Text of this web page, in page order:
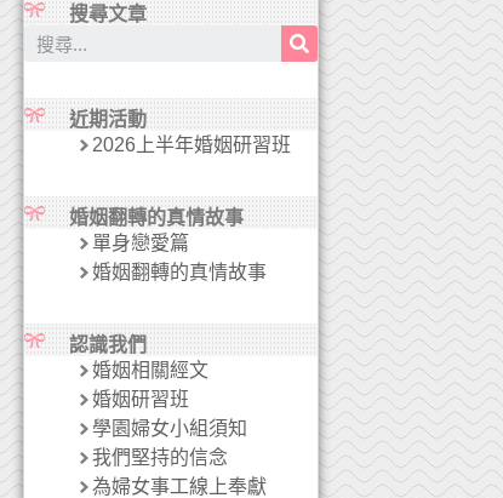
搜尋文章
近期活動
2026上半年婚姻研習班
婚姻翻轉的真情故事
單身戀愛篇
婚姻翻轉的真情故事
認識我們
婚姻相關經文
婚姻研習班
學園婦女小組須知
我們堅持的信念
為婦女事工線上奉獻